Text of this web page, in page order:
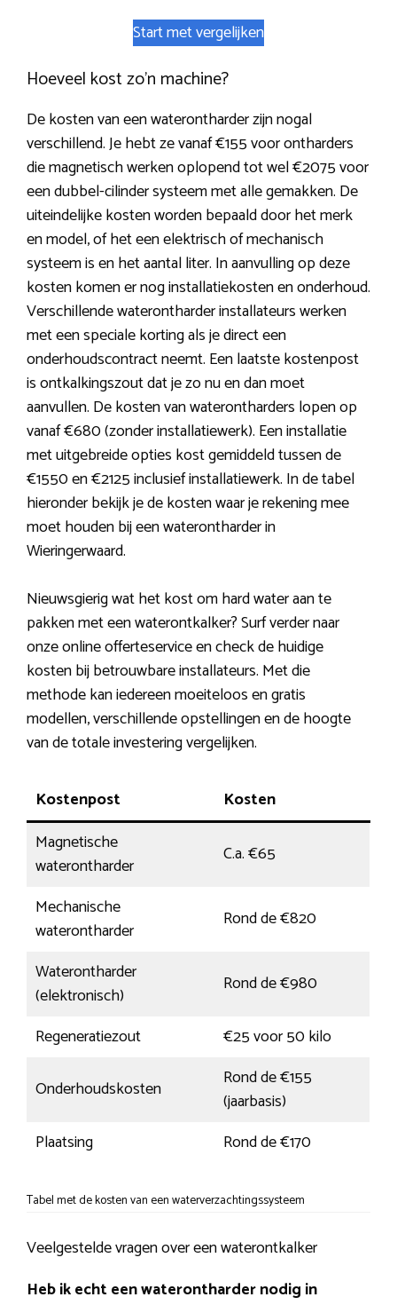
Start met vergelijken
Hoeveel kost zo’n machine?
De kosten van een waterontharder zijn nogal
verschillend. Je hebt ze vanaf €155 voor ontharders
die magnetisch werken oplopend tot wel €2075 voor
een dubbel-cilinder systeem met alle gemakken. De
uiteindelijke kosten worden bepaald door het merk
en model, of het een elektrisch of mechanisch
systeem is en het aantal liter. In aanvulling op deze
kosten komen er nog installatiekosten en onderhoud.
Verschillende waterontharder installateurs werken
met een speciale korting als je direct een
onderhoudscontract neemt. Een laatste kostenpost
is ontkalkingszout dat je zo nu en dan moet
aanvullen. De kosten van waterontharders lopen op
vanaf €680 (zonder installatiewerk). Een installatie
met uitgebreide opties kost gemiddeld tussen de
€1550 en €2125 inclusief installatiewerk. In de tabel
hieronder bekijk je de kosten waar je rekening mee
moet houden bij een waterontharder in
Wieringerwaard.
Nieuwsgierig wat het kost om hard water aan te
pakken met een waterontkalker? Surf verder naar
onze online offerteservice en check de huidige
kosten bij betrouwbare installateurs. Met die
methode kan iedereen moeiteloos en gratis
modellen, verschillende opstellingen en de hoogte
van de totale investering vergelijken.
Kostenpost
Kosten
Magnetische
waterontharder
C.a. €65
Mechanische
waterontharder
Rond de €820
Waterontharder
(elektronisch)
Rond de €980
Regeneratiezout
€25 voor 50 kilo
Onderhoudskosten
Rond de €155
(jaarbasis)
Plaatsing
Rond de €170
Tabel met de kosten van een waterverzachtingssysteem
Veelgestelde vragen over een waterontkalker
Heb ik echt een waterontharder nodig in